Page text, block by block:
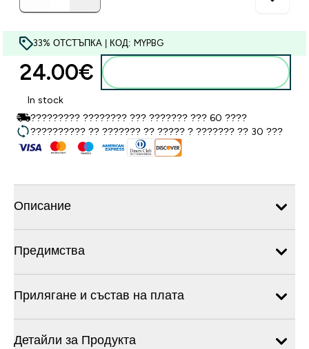
33% ОТСТЪПКА | КОД: MYPBG
24.00€‎
In stock
????????? ???????? ??? ??????? ??? 60 ????
?????????? ?? ??????? ?? ????? ? ??????? ?? 30 ???
Описание
Предимства
Прилягане и състав на плата
Детайли за Продукта